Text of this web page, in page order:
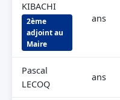
KIBACHI
2ème
adjoint au
Maire
ans
Pascal
LECOQ
ans